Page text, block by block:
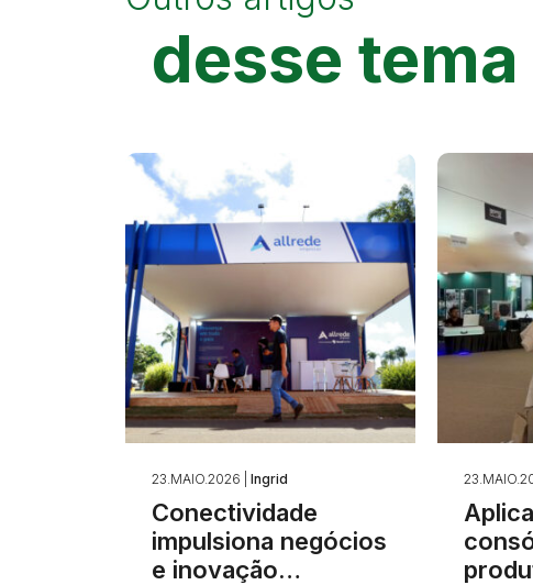
desse tema
23.MAIO.2026 | Ingrid
Conectividade
impulsiona negócios
e inovação…